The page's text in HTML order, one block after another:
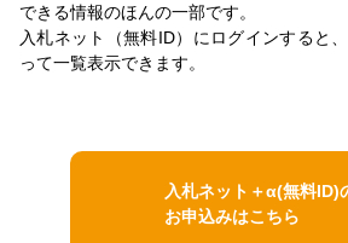
できる情報のほんの一部です。
入札ネット（無料ID）にログインすると
って一覧表示できます。
入札ネット＋α(無料ID)
お申込みはこちら